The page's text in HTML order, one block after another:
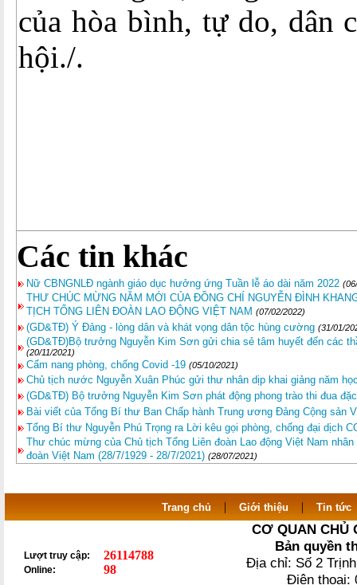
của hòa bình, tự do, dân
hội./.
Các tin khác
Nữ CBNGNLĐ ngành giáo dục hưởng ứng Tuần lễ áo dài năm 2022
THƯ CHÚC MỪNG NĂM MỚI CỦA ĐỒNG CHÍ NGUYỄN ĐÌNH
TỊCH TỔNG LIÊN ĐOÀN LAO ĐỘNG VIỆT NAM (07/02/2022)
(GD&TĐ) Ý Đảng - lòng dân và khát vọng dân tộc hùng cường (31/01/
(GD&TĐ)Bộ trưởng Nguyễn Kim Sơn gửi chia sẻ tâm huyết đến các
(20/11/2021)
Cẩm nang phòng, chống Covid -19 (05/10/2021)
Chủ tịch nước Nguyễn Xuân Phúc gửi thư nhân dịp khai giảng năm
(GD&TĐ) Bộ trưởng Nguyễn Kim Sơn phát động phong trào thi đua
Bài viết của Tổng Bí thư Ban Chấp hành Trung ương Đảng Cộng sản
Tổng Bí thư Nguyễn Phú Trọng ra Lời kêu gọi phòng, chống đại dịch
Thư chúc mừng của Chủ tịch Tổng Liên đoàn Lao động Việt Nam
đoàn Việt Nam (28/7/1929 - 28/7/2021) (28/07/2021)
Trang chủ | Giới thiệu | Tin tức
Lượt truy cập: 26114788
Online: 98
CƠ QUAN CHỦ
Bản quyền
Địa chỉ: Số 2
Điện